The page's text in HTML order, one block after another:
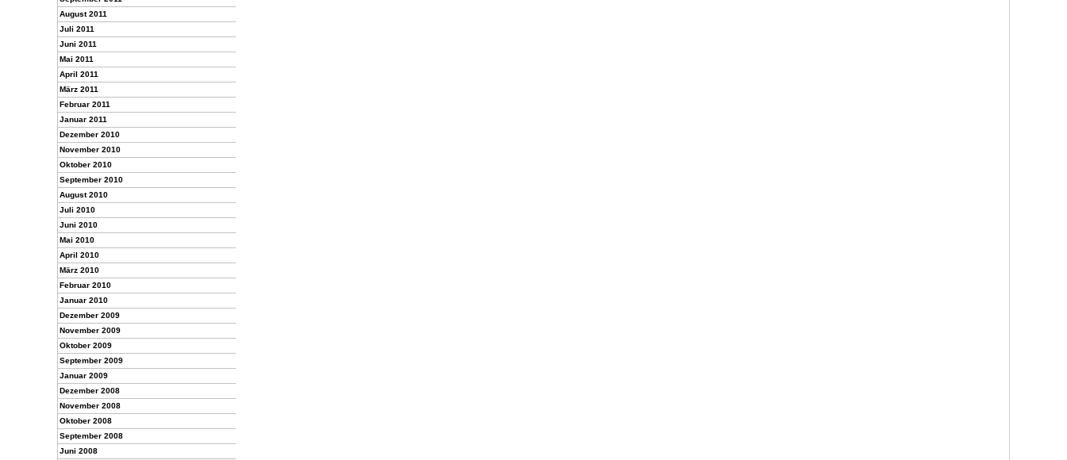
August 2011
Juli 2011
Juni 2011
Mai 2011
April 2011
März 2011
Februar 2011
Januar 2011
Dezember 2010
November 2010
Oktober 2010
September 2010
August 2010
Juli 2010
Juni 2010
Mai 2010
April 2010
März 2010
Februar 2010
Januar 2010
Dezember 2009
November 2009
Oktober 2009
September 2009
Januar 2009
Dezember 2008
November 2008
Oktober 2008
September 2008
Juni 2008